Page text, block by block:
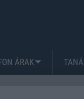
ÁRAK